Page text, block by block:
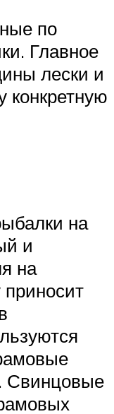
по
Главное
лески и
конкретную
на
и
на
Свинцовые